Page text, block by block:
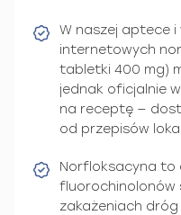
W naszej aptece
internetowych
tabletki 400 mg)
jednak oficjalnie
na receptę —
od przepisów
Norfloksacyna to
fluorochinolonów
zakażeniach